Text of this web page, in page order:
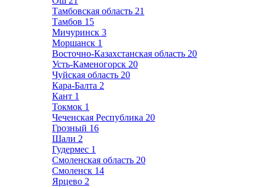
Тамбовская область 21
Тамбов 15
Мичуринск 3
Моршанск 1
Восточно-Казахстанская область 20
Усть-Каменогорск 20
Чуйская область 20
Кара-Балта 2
Кант 1
Токмок 1
Чеченская Республика 20
Грозный 16
Шали 2
Гудермес 1
Смоленская область 20
Смоленск 14
Ярцево 2